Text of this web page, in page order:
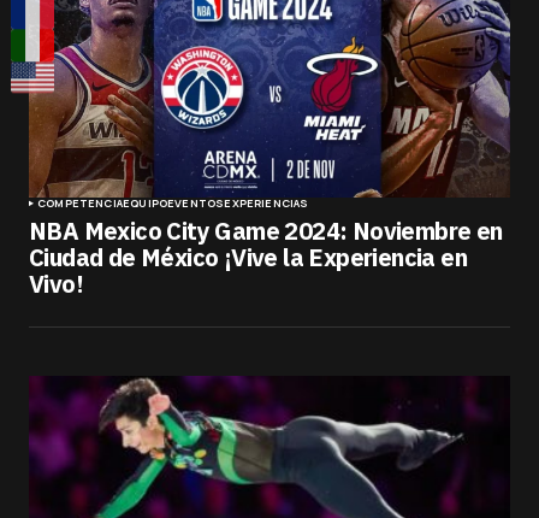
COMPETENCIAEQUIPOEVENTOSEXPERIENCIAS
NBA Mexico City Game 2024: Noviembre en
Ciudad de México ¡Vive la Experiencia en
Vivo!